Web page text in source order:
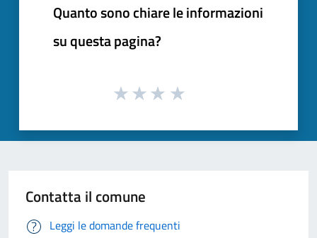
Quanto sono chiare le informazioni
su questa pagina?
Contatta il comune
Leggi le domande frequenti